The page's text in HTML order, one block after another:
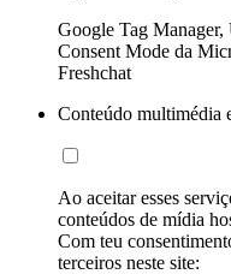
Google Tag
Consent Mode da
Freshchat
Conteúdo multimédia
Ao aceitar esses
conteúdos de mídia
Com teu
terceiros neste site: